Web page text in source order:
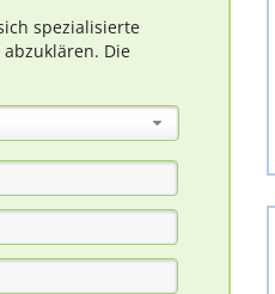
spezialisierte
Die